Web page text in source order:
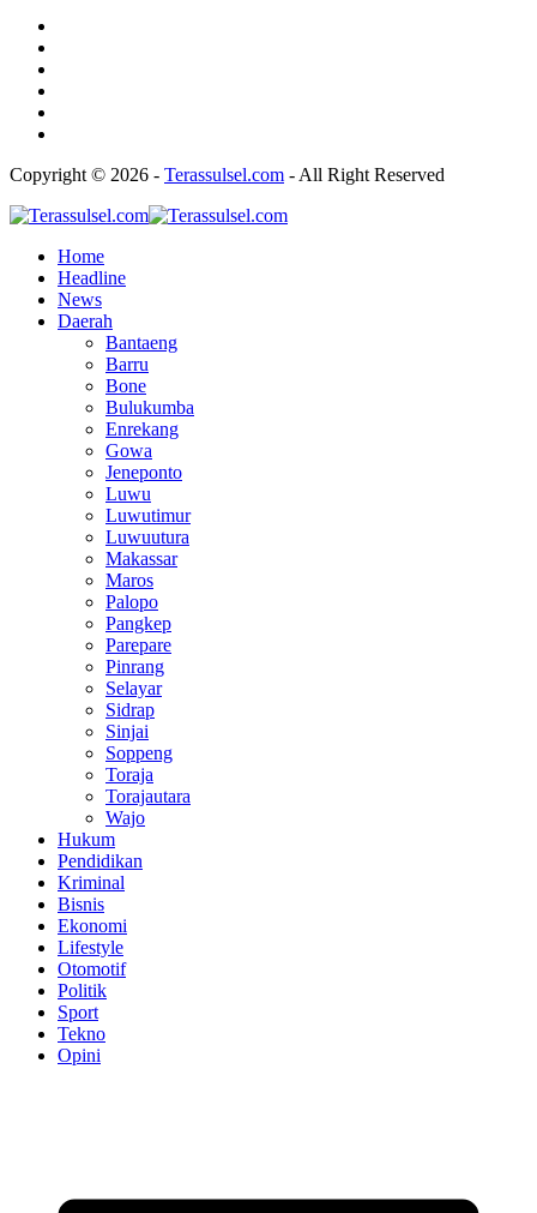
Copyright © 2026 - Terassulsel.com - All Right Reserved
Home
Headline
News
Daerah
Bantaeng
Barru
Bone
Bulukumba
Enrekang
Gowa
Jeneponto
Luwu
Luwutimur
Luwuutura
Makassar
Maros
Palopo
Pangkep
Parepare
Pinrang
Selayar
Sidrap
Sinjai
Soppeng
Toraja
Torajautara
Wajo
Hukum
Pendidikan
Kriminal
Bisnis
Ekonomi
Lifestyle
Otomotif
Politik
Sport
Tekno
Opini